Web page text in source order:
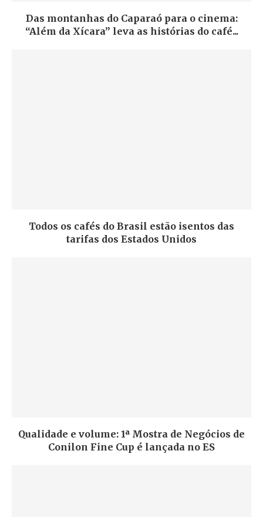
Das montanhas do Caparaó para o cinema:
“Além da Xícara” leva as histórias do café...
Todos os cafés do Brasil estão isentos das
tarifas dos Estados Unidos
Qualidade e volume: 1ª Mostra de Negócios de
Conilon Fine Cup é lançada no ES